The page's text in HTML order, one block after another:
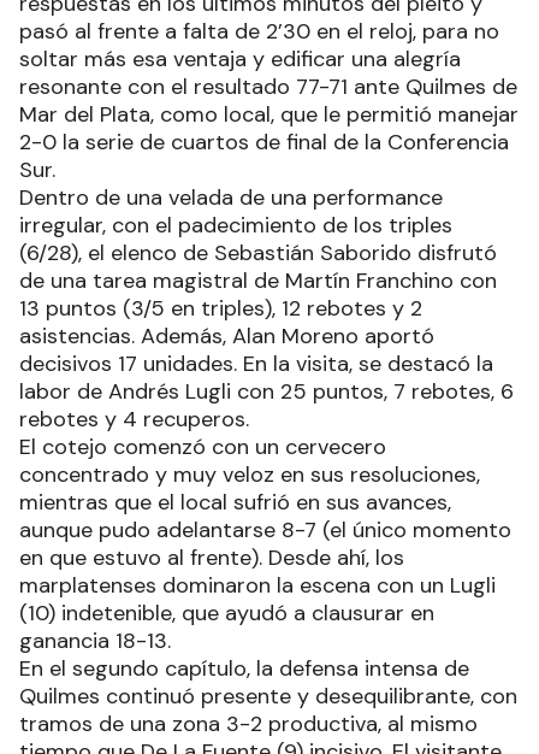
pasó al frente a falta de 2’30 en el reloj, para no
soltar más esa ventaja y edificar una alegría
resonante con el resultado 77-71 ante Quilmes de
Mar del Plata, como local, que le permitió manejar
2-0 la serie de cuartos de final de la Conferencia
Sur.
Dentro de una velada de una performance
irregular, con el padecimiento de los triples
(6/28), el elenco de Sebastián Saborido disfrutó
de una tarea magistral de Martín Franchino con
13 puntos (3/5 en triples), 12 rebotes y 2
asistencias. Además, Alan Moreno aportó
decisivos 17 unidades. En la visita, se destacó la
labor de Andrés Lugli con 25 puntos, 7 rebotes, 6
rebotes y 4 recuperos.
El cotejo comenzó con un cervecero
concentrado y muy veloz en sus resoluciones,
mientras que el local sufrió en sus avances,
aunque pudo adelantarse 8-7 (el único momento
en que estuvo al frente). Desde ahí, los
marplatenses dominaron la escena con un Lugli
(10) indetenible, que ayudó a clausurar en
ganancia 18-13.
En el segundo capítulo, la defensa intensa de
Quilmes continuó presente y desequilibrante, con
tramos de una zona 3-2 productiva, al mismo